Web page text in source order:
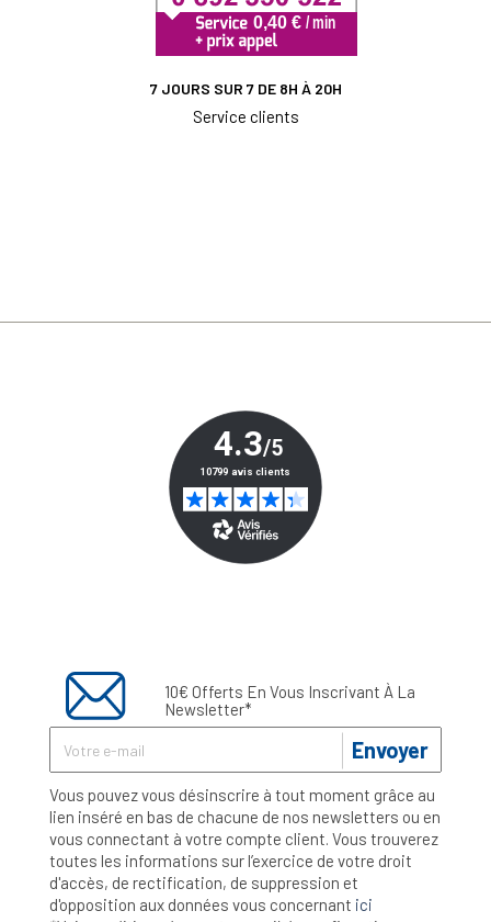
7 JOURS SUR 7 DE 8H À 20H
Service clients
10€ Offerts En Vous Inscrivant À La
Newsletter*
Envoyer
Vous pouvez vous désinscrire à tout moment grâce au
lien inséré en bas de chacune de nos newsletters ou en
vous connectant à votre compte client. Vous trouverez
toutes les informations sur l’exercice de votre droit
d'accès, de rectification, de suppression et
d'opposition aux données vous concernant ici